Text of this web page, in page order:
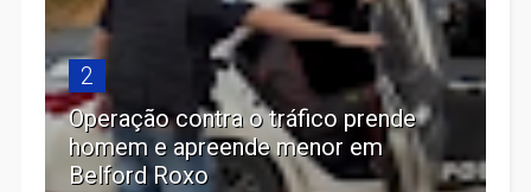
2
Operação contra o tráfico prende
homem e apreende menor em
Belford Roxo